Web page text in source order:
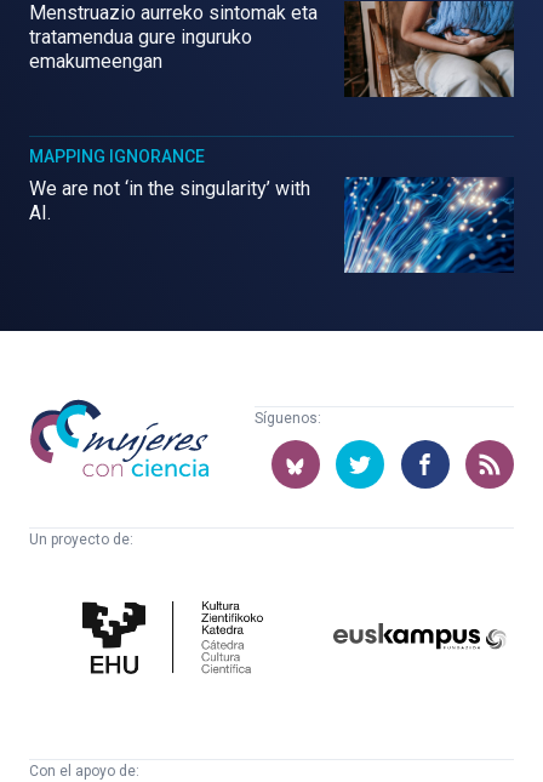
Menstruazio aurreko sintomak eta
tratamendua gure inguruko
emakumeengan
MAPPING IGNORANCE
We are not ‘in the singularity’ with
AI.
Mujeres
con
ciencia
Síguenos:
Un proyecto de:
Cultura
Científica
Con el apoyo de: